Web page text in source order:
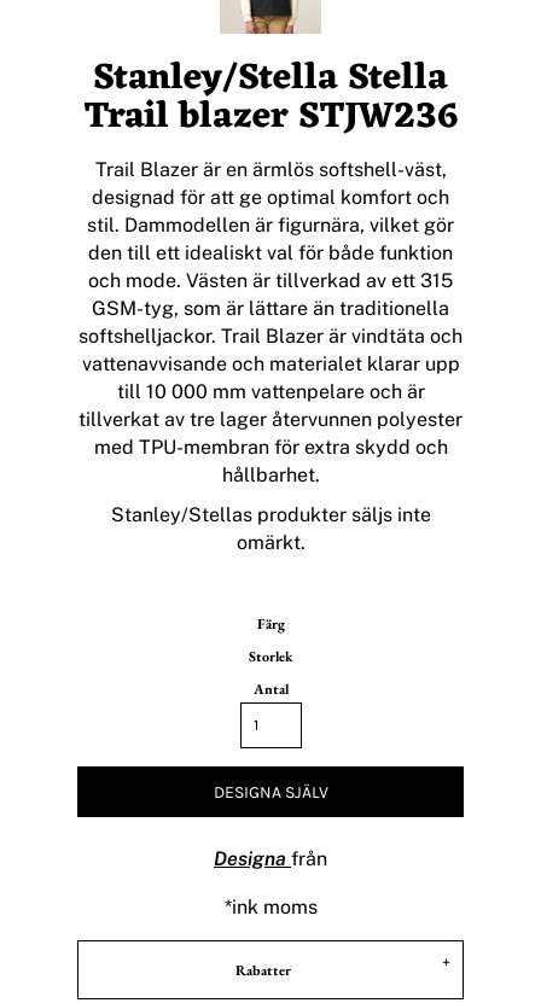
Stanley/Stella Stella
Trail blazer STJW236
Trail Blazer är en ärmlös softshell-väst,
designad för att ge optimal komfort och
stil. Dammodellen är figurnära, vilket gör
den till ett idealiskt val för både funktion
och mode. Västen är tillverkad av ett 315
GSM-tyg, som är lättare än traditionella
softshelljackor. Trail Blazer är vindtäta och
vattenavvisande och materialet klarar upp
till 10 000 mm vattenpelare och är
tillverkat av tre lager återvunnen polyester
med TPU-membran för extra skydd och
hållbarhet.
Stanley/Stellas produkter säljs inte
omärkt.
Färg
Storlek
Antal
DESIGNA SJÄLV
Designa från
*ink moms
Rabatter